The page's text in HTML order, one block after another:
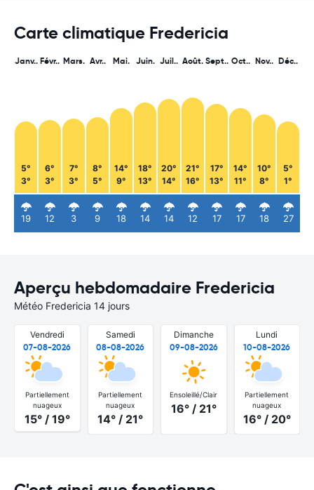
Carte climatique Fredericia
Janv..
5°
3°
19
Févr..
6°
3°
12
Mars.
7°
3°
3
Avr..
8°
5°
9
Mai.
14°
9°
18
Juin.
18°
13°
14
Juil..
20°
14°
14
Août.
21°
16°
12
Sept..
17°
13°
17
Oct..
14°
11°
17
Nov..
10°
8°
18
Déc..
5°
1°
27
Aperçu hebdomadaire Fredericia
Météo Fredericia 14 jours
Vendredi
07-08-2026
Partiellement
nuageux
15° / 19°
Samedi
08-08-2026
Partiellement
nuageux
14° / 21°
Dimanche
09-08-2026
Ensoleillé/Clair
16° / 21°
Lundi
10-08-2026
Partiellement
nuageux
16° / 20°